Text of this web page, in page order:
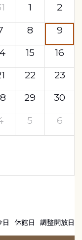
1
2
8
9
15
16
22
23
29
30
5 6
日 休館日 調整開放日